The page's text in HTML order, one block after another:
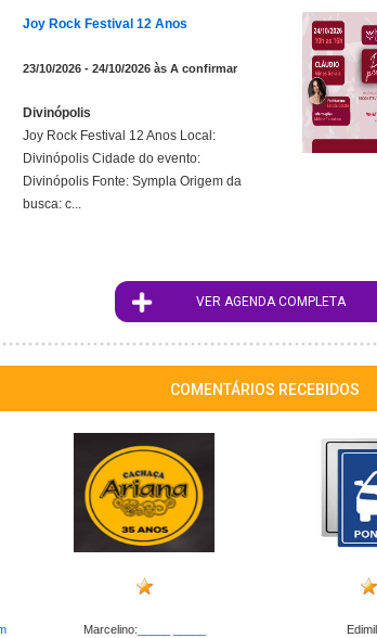
Joy Rock Festival 12 Anos
23/10/2026 - 24/10/2026 às A confirmar
Divinópolis
Joy Rock Festival 12 Anos Local:
Divinópolis Cidade do evento:
Divinópolis Fonte: Sympla Origem da
busca: c...
VER AGENDA COMPLETA
COMENTÁRIOS RECEBIDOS
Marcelino: